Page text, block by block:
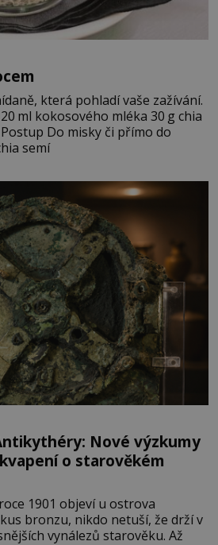
která pohladí vaše zažívání.
semí
Nové výzkumy
o starověkém
1901 objeví u ostrova
bronzu, nikdo netuší, že drží v
vynálezů starověku. Až